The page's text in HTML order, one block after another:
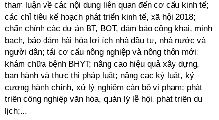
tham luận về các nội dung liên quan đến cơ cấu kinh tế;
các chỉ tiêu kế hoạch phát triển kinh tế, xã hội 2018;
chấn chỉnh các dự án BT, BOT, đảm bảo công khai, minh
bạch, bảo đảm hài hòa lợi ích nhà đầu tư, nhà nước và
người dân; tái cơ cấu nông nghiệp và nông thôn mới;
khám chữa bệnh BHYT; nâng cao hiệu quả xây dựng,
ban hành và thực thi pháp luật; nâng cao kỷ luật, kỷ
cương hành chính, xử lý nghiêm cán bộ vi phạm; phát
triển công nghiệp văn hóa, quản lý lễ hội, phát triển du
lịch;...